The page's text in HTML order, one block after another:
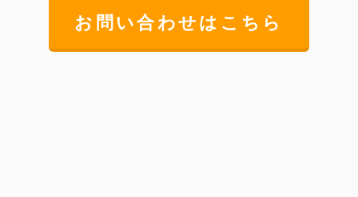
お問い合わせはこちら